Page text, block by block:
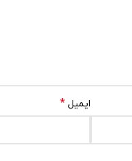
ایمیل *